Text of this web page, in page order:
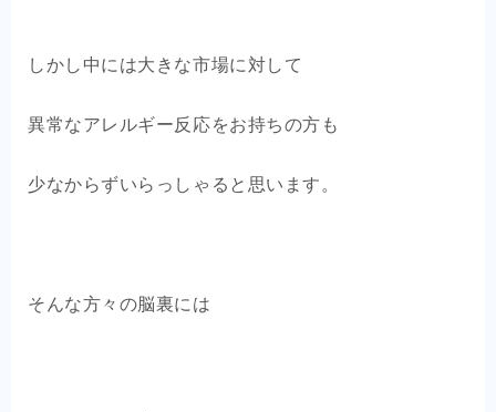
しかし中には大きな市場に対して
異常なアレルギー反応をお持ちの方も
少なからずいらっしゃると思います。
そんな方々の脳裏には